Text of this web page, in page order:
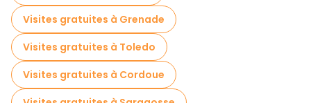
Visites gratuites à Grenade
Visites gratuites à Toledo
Visites gratuites à Cordoue